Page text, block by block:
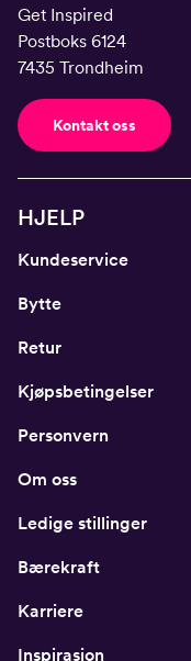
Get Inspired
Postboks 6124
7435 Trondheim
Kontakt oss
HJELP
Kundeservice
Bytte
Retur
Kjøpsbetingelser
Personvern
Om oss
Ledige stillinger
Bærekraft
Karriere
Inspirasjon